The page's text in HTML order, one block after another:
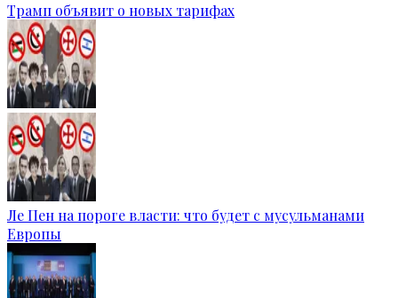
Трамп объявит о новых тарифах
Ле Пен на пороге власти: что будет с мусульманами
Европы